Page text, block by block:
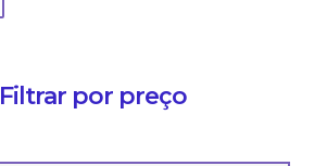
Filtrar por preço